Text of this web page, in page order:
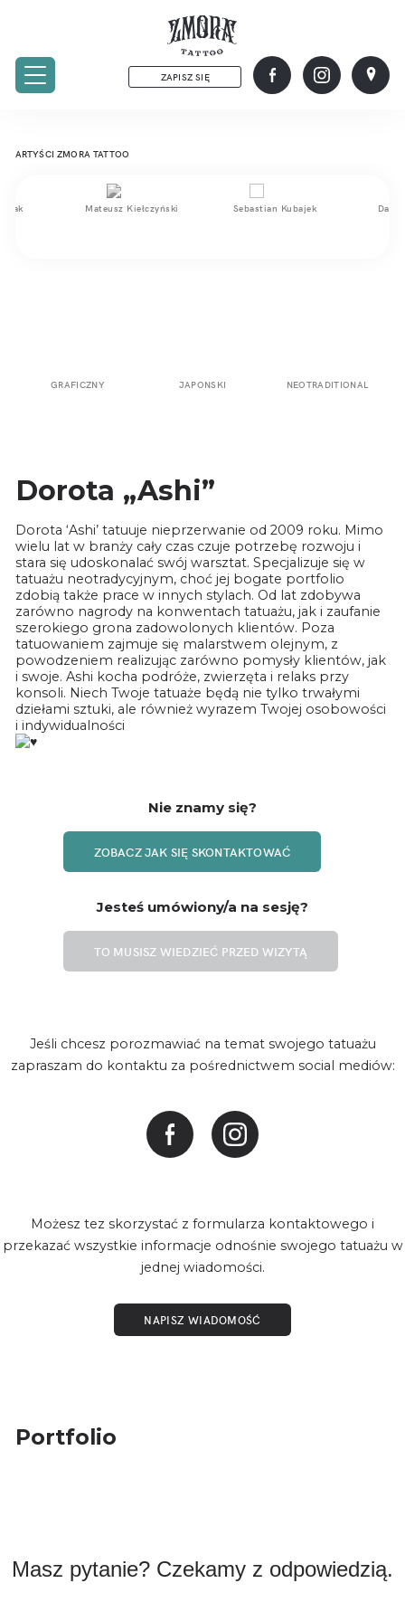
ZAPISZ SIĘ
ARTYŚCI ZMORA TATTOO
Mateusz Kiełczyński Sebastian Kubajek
GRAFICZNY JAPONSKI NEOTRADITIONAL
Dorota „Ashi”
Dorota ‘Ashi’ tatuuje nieprzerwanie od 2009 roku. Mimo
wielu lat w branży cały czas czuje potrzebę rozwoju i
stara się udoskonalać swój warsztat. Specjalizuje się w
tatuażu neotradycyjnym, choć jej bogate portfolio
zdobią także prace w innych stylach. Od lat zdobywa
zarówno nagrody na konwentach tatuażu, jak i zaufanie
szerokiego grona zadowolonych klientów. Poza
tatuowaniem zajmuje się malarstwem olejnym, z
powodzeniem realizując zarówno pomysły klientów, jak
i swoje. Ashi kocha podróże, zwierzęta i relaks przy
konsoli. Niech Twoje tatuaże będą nie tylko trwałymi
dziełami sztuki, ale również wyrazem Twojej osobowości
i indywidualności
Nie znamy się?
ZOBACZ JAK SIĘ SKONTAKTOWAĆ
Jesteś umówiony/a na sesję?
TO MUSISZ WIEDZIEĆ PRZED WIZYTĄ
Jeśli chcesz porozmawiać na temat swojego tatuażu
zapraszam do kontaktu za pośrednictwem social mediów:
Możesz tez skorzystać z formularza kontaktowego i
przekazać wszystkie informacje odnośnie swojego tatuażu w
jednej wiadomości.
NAPISZ WIADOMOŚĆ
Portfolio
Masz pytanie? Czekamy z odpowiedzią.